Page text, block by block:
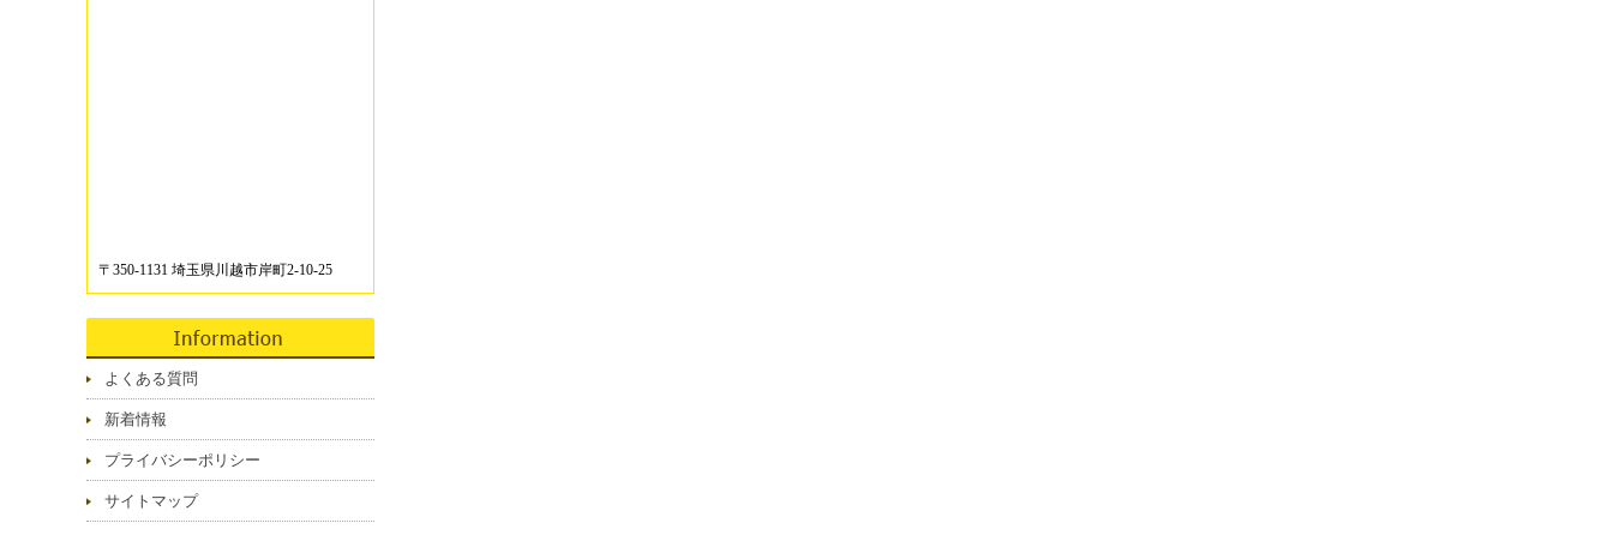
〒350-1131 埼玉県川越市岸町2-10-25
よくある質問
新着情報
プライバシーポリシー
サイトマップ